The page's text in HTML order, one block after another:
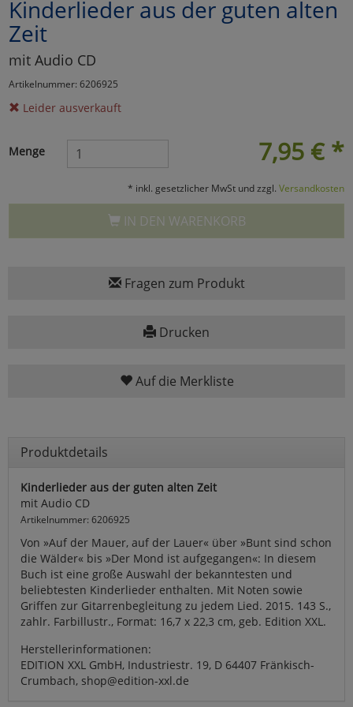
Kinderlieder aus der guten alten
Zeit
mit Audio CD
Artikelnummer: 6206925
Leider ausverkauft
7,95 € *
Menge
* inkl. gesetzlicher MwSt und zzgl. Versandkosten
IN DEN WARENKORB
Fragen zum Produkt
Drucken
Auf die Merkliste
Produktdetails
Kinderlieder aus der guten alten Zeit
mit Audio CD
Artikelnummer: 6206925
Von »Auf der Mauer, auf der Lauer« über »Bunt sind schon
die Wälder« bis »Der Mond ist aufgegangen«: In diesem
Buch ist eine große Auswahl der bekanntesten und
beliebtesten Kinderlieder enthalten. Mit Noten sowie
Griffen zur Gitarrenbegleitung zu jedem Lied. 2015. 143 S.,
zahlr. Farbillustr., Format: 16,7 x 22,3 cm, geb. Edition XXL.
Herstellerinformationen:
EDITION XXL GmbH, Industriestr. 19, D 64407 Fränkisch-
Crumbach, shop@edition-xxl.de
Marketing
Cookies
Einstellungen speichern
zurückzu Haupptseite